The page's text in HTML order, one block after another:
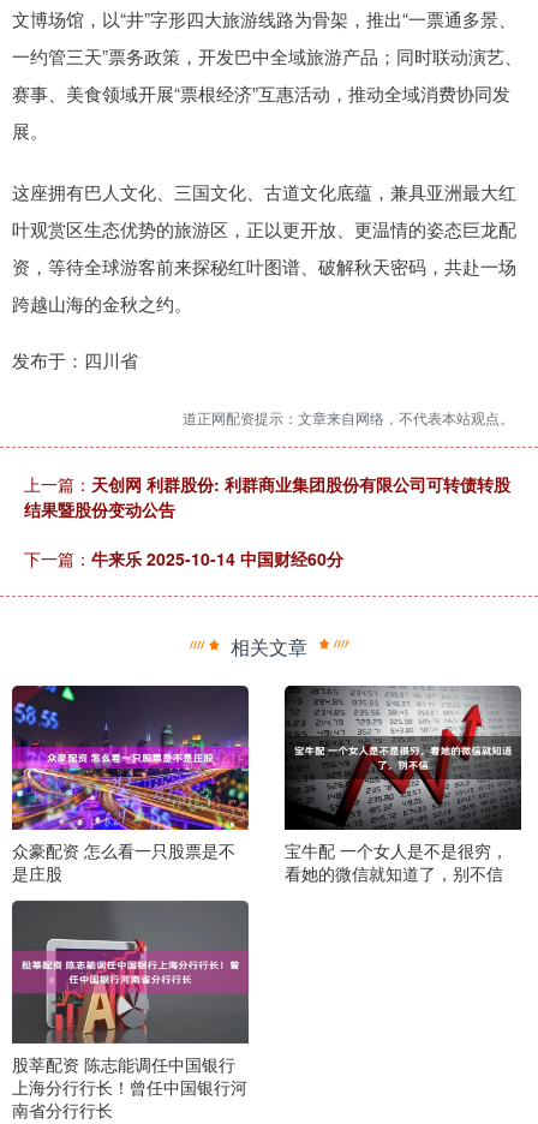
文博场馆，以“井”字形四大旅游线路为骨架，推出“一票通多景、
一约管三天”票务政策，开发巴中全域旅游产品；同时联动演艺、
赛事、美食领域开展“票根经济”互惠活动，推动全域消费协同发
展。
这座拥有巴人文化、三国文化、古道文化底蕴，兼具亚洲最大红
叶观赏区生态优势的旅游区，正以更开放、更温情的姿态巨龙配
资，等待全球游客前来探秘红叶图谱、破解秋天密码，共赴一场
跨越山海的金秋之约。
发布于：四川省
道正网配资提示：文章来自网络，不代表本站观点。
上一篇： 天创网 利群股份: 利群商业集团股份有限公司可转债转股
结果暨股份变动公告
下一篇： 牛来乐 2025-10-14 中国财经60分
相关文章
众豪配资 怎么看一只股票是不
是庄股
宝牛配 一个女人是不是很穷，
看她的微信就知道了，别不信
股莘配资 陈志能调任中国银行
上海分行行长！曾任中国银行河
南省分行行长